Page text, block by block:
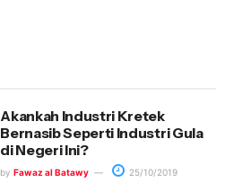
Akankah Industri Kretek
Bernasib Seperti Industri Gula
di Negeri Ini?
by Fawaz al Batawy 25/10/2019